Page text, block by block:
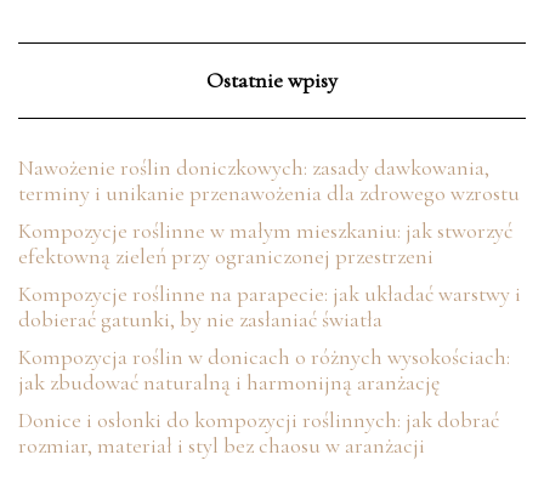
Ostatnie wpisy
Nawożenie roślin doniczkowych: zasady dawkowania,
terminy i unikanie przenawożenia dla zdrowego wzrostu
Kompozycje roślinne w małym mieszkaniu: jak stworzyć
efektowną zieleń przy ograniczonej przestrzeni
Kompozycje roślinne na parapecie: jak układać warstwy i
dobierać gatunki, by nie zasłaniać światła
Kompozycja roślin w donicach o różnych wysokościach:
jak zbudować naturalną i harmonijną aranżację
Donice i osłonki do kompozycji roślinnych: jak dobrać
rozmiar, materiał i styl bez chaosu w aranżacji